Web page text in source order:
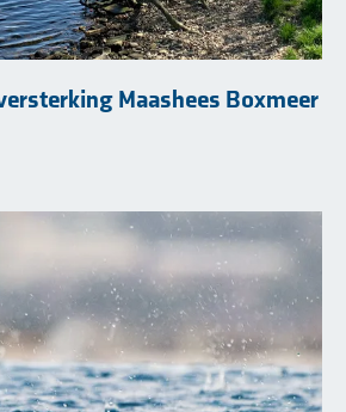
Maashees Boxmeer